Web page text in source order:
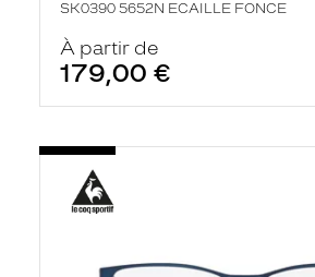
SK0390 5652N ECAILLE FONCE
À partir de
179,00 €